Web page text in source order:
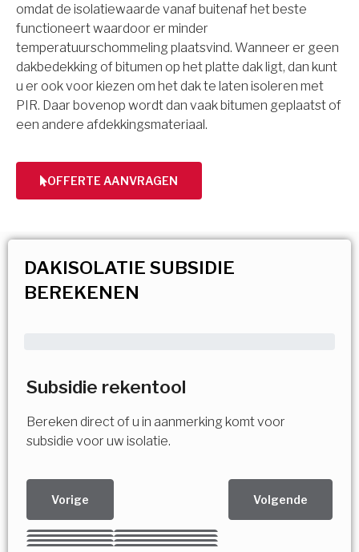
omdat de isolatiewaarde vanaf buitenaf het beste
functioneert waardoor er minder
temperatuurschommeling plaatsvind. Wanneer er geen
dakbedekking of bitumen op het platte dak ligt, dan kunt
u er ook voor kiezen om het dak te laten isoleren met
PIR. Daar bovenop wordt dan vaak bitumen geplaatst of
een andere afdekkingsmateriaal.
OFFERTE AANVRAGEN
DAKISOLATIE SUBSIDIE
BEREKENEN
Subsidie rekentool
Bereken direct of u in aanmerking komt voor
subsidie voor uw isolatie.
Vorige Volgende
Kies uw Isolatiemaatregel